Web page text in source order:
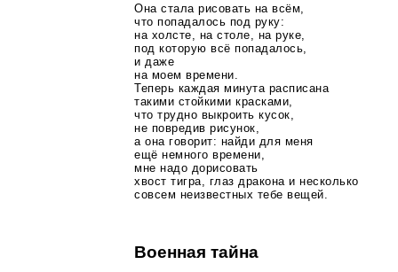
Она стала рисовать на всём,
что попадалось под руку:
на холсте, на столе, на руке,
под которую всё попадалось,
и даже
на моем времени.
Теперь каждая минута расписана
такими стойкими красками,
что трудно выкроить кусок,
не повредив рисунок,
а она говорит: найди для меня
ещё немного времени,
мне надо дорисовать
хвост тигра, глаз дракона и несколько
совсем неизвестных тебе вещей.
Военная тайна